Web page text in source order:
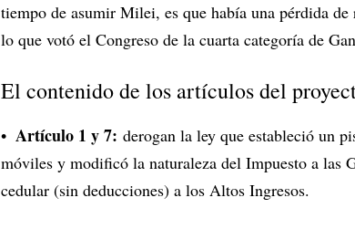
tiempo de asumir Milei, es que había una pérdida
lo que votó el Congreso de la cuarta categoría de
El contenido de los artículos del
Artículo 1 y 7: derogan la ley que estableció un
móviles y modificó la naturaleza del Impuesto a las
cedular (sin deducciones) a los Altos Ingresos.